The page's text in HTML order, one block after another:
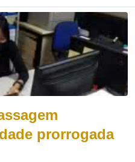
prorrogada